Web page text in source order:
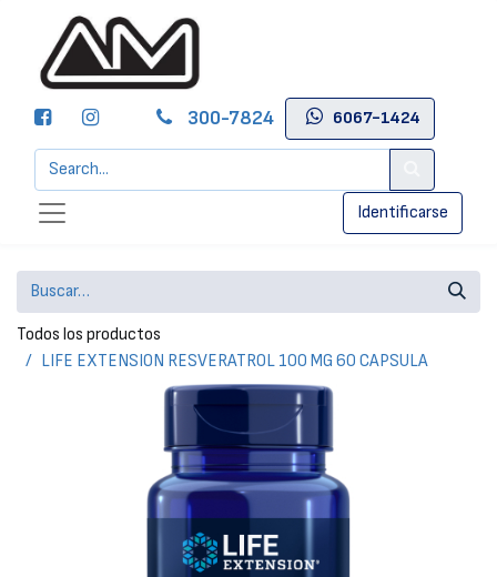
300-7824 6067-1424
Identificarse
Todos los productos
LIFE EXTENSION RESVERATROL 100 MG 60 CAPSULA